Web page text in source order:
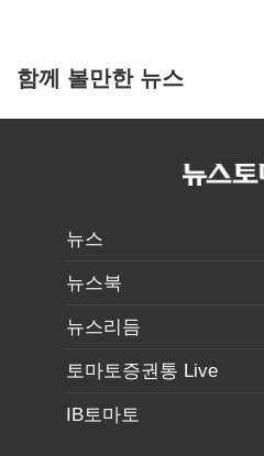
함께 볼만한 뉴스
뉴스
뉴스북
뉴스리듬
토마토증권통 Live
IB토마토